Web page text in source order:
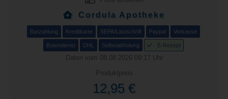
Cordula Apotheke
Barzahlung Kreditkarte SEPA/Lastschrift Paypal Vorkasse
Botendienst DHL Selbstabholung E-Rezept
Daten vom 08.08.2026 09:17 Uhr
Produktpreis
12,95 €